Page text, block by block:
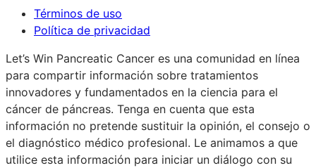
Términos de uso
Política de privacidad
Let’s Win Pancreatic Cancer es una comunidad en línea
para compartir información sobre tratamientos
innovadores y fundamentados en la ciencia para el
cáncer de páncreas. Tenga en cuenta que esta
información no pretende sustituir la opinión, el consejo o
el diagnóstico médico profesional. Le animamos a que
utilice esta información para iniciar un diálogo con su